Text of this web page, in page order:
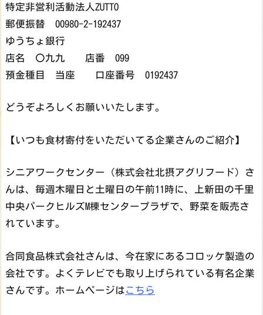
特定非営利活動法人ZUTTO
郵便振替 00980-2-192437
ゆうちょ銀行
店名 〇九九 店番 099
預金種目 当座 口座番号 0192437
どうぞよろしくお願いいたします。
【いつも食材寄付をいただいてる企業さんのご紹介】
シニアワークセンター（株式会社北摂アグリフード）さ
んは、毎週木曜日と土曜日の午前11時に、上新田の千里
中央パークヒルズM棟センタープラザで、野菜を販売さ
れています。
合同食品株式会社さんは、今在家にあるコロッケ製造の
会社です。よくテレビでも取り上げられている有名企業
さんです。ホームページはこちら